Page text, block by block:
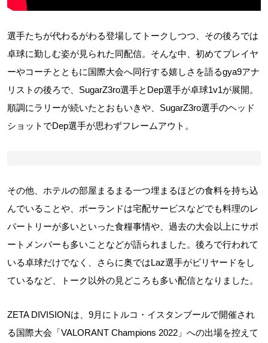
選手たちが代わるがわる登場してトークしつつ、その後ろでは
卓球に勤しむ姿が見られた同配信。そんな中、初めてプレイヤ
ーやコーチとともに国際大会へ同行する嬉しさを語るgya9アナ
リストの後ろで、SugarZ3ro選手とDep選手が卓球1v1が展開。
順調にラリーが続いたとおもいきや、SugarZ3ro選手のヘッド
ショットでDep選手が思わずフレームアウト。
その他、ホテルの部屋まるまる一つ埋まるほどの食料を持ち込
んでいることや、ポーランドは宅配サービスなどでも料理のレ
パートリーが多いといった食糧事情や、過去の大会以上にサポ
ートメンバーも多いことなどが語られました。後ろで行われて
いる卓球だけでなく、さらに奥ではLaz選手がビリヤードをし
ているなど、トーク以外の見どころも多い配信となりました。
ZETA DIVISIONは、9月にトルコ・イスタンブールで開催され
る国際大会「VALORANT Champions 2022」への出場を控えて